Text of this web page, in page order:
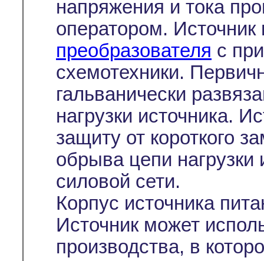
напряжения и тока
оператором. Источник
преобразователя с
схемотехники.
гальванически
нагрузки источника.
защиту от короткого
обрыва цепи
силовой сети.
Корпус источника
Источник может
производства, в